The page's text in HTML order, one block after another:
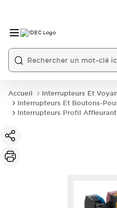
Accueil
Interrupteurs Et
Interrupteurs Et Boutons-
Interrupteurs Profil Affleurant